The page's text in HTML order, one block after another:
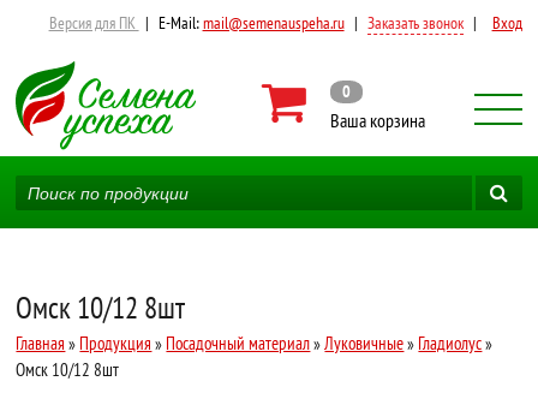
Версия для ПК | E-Mail:mail@semenauspeha.ru | Заказать звонок | Вход
0
Ваша корзина
Омск 10/12 8шт
Главная » Продукция » Посадочный материал» Луковичные» Гладиолус»
Омск 10/12 8шт